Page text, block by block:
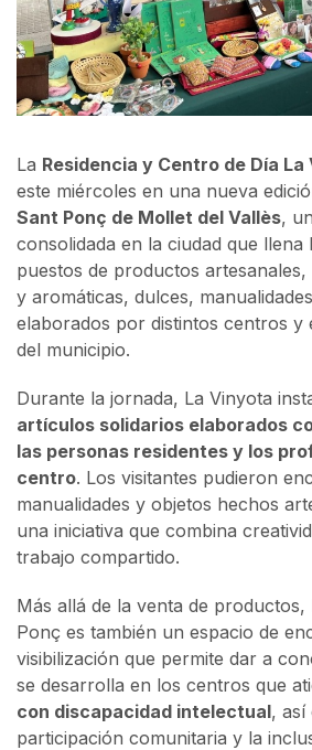
La Residencia y Centro de Día La
este miércoles en una nueva
Sant Ponç de Mollet del Vallès,
consolidada en la ciudad que llena
puestos de productos artesanales,
y aromáticas, dulces,
elaborados por distintos centros y
del municipio.
Durante la jornada, La Vinyota
artículos solidarios elaborados
las personas residentes y los
centro. Los visitantes pudieron
manualidades y objetos hechos
una iniciativa que combina
trabajo compartido.
Más allá de la venta de productos,
Ponç es también un espacio de
visibilización que permite dar a
se desarrolla en los centros que
con discapacidad intelectual, así
participación comunitaria y la